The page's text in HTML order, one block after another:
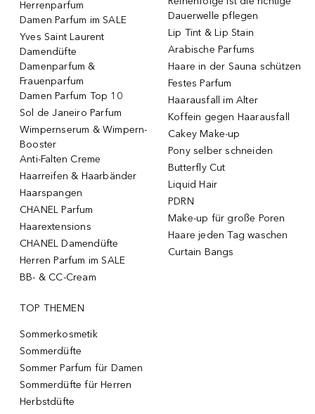
Herrenparfum
Damen Parfum im SALE
Yves Saint Laurent
Damendüfte
Damenparfum &
Frauenparfum
Damen Parfum Top 10
Sol de Janeiro Parfum
Wimpernserum & Wimpern-
Booster
Anti-Falten Creme
Haarreifen & Haarbänder
Haarspangen
CHANEL Parfum
Haarextensions
CHANEL Damendüfte
Herren Parfum im SALE
BB- & CC-Cream
Dauerwelle pflegen
Lip Tint & Lip Stain
Arabische Parfums
Haare in der Sauna schützen
Festes Parfum
Haarausfall im Alter
Koffein gegen Haarausfall
Cakey Make-up
Pony selber schneiden
Butterfly Cut
Liquid Hair
PDRN
Make-up für große Poren
Haare jeden Tag waschen
Curtain Bangs
TOP THEMEN
Sommerkosmetik
Sommerdüfte
Sommer Parfum für Damen
Sommerdüfte für Herren
Herbstdüfte